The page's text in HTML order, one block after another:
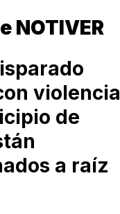
NOTIVER
violencia
de
a raíz